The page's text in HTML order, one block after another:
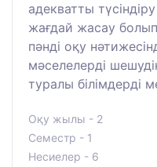
адекватты
жағдай жасау
пәнді оқу
мәселелерді
туралы білімдерді
Оқу жылы - 2
Семестр - 1
Несиелер - 6